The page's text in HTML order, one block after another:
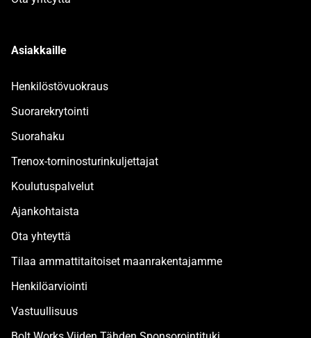
Asiakkaille
Henkilöstövuokraus
Suorarekrytointi
Suorahaku
Trenox-torninosturinkuljettajat
Koulutuspalvelut
Ajankohtaista
Ota yhteyttä
Tilaa ammattitaitoiset maanrakentajamme
Henkilöarviointi
Vastuullisuus